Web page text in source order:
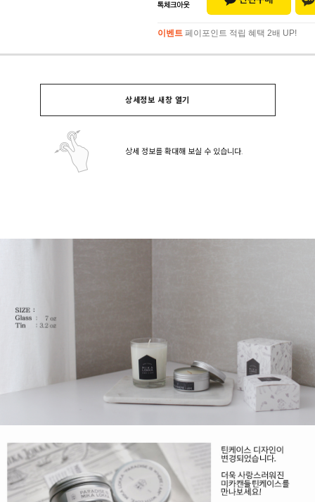
이벤트 페이포인트 적립 혜택 2배 UP!
이벤트페이포인트 적립 혜택 2배 UP!
상세정보 새창 열기
상세 정보를 확대해 보실 수 있습니다.